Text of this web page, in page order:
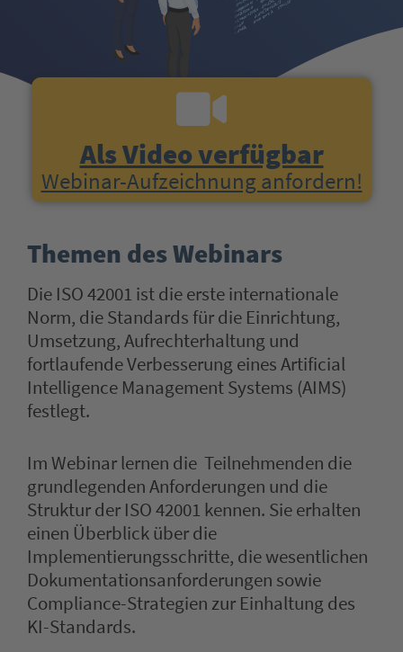
Als Video verfügbar
Webinar-Aufzeichnung anfordern!
Themen des Webinars
Die ISO 42001 ist die erste internationale
Norm, die Standards für die Einrichtung,
Umsetzung, Aufrechterhaltung und
fortlaufende Verbesserung eines Artificial
Intelligence Management Systems (AIMS)
festlegt.
Im Webinar lernen die Teilnehmenden die
grundlegenden Anforderungen und die
Struktur der ISO 42001 kennen. Sie erhalten
einen Überblick über die
Implementierungsschritte, die wesentlichen
Dokumentationsanforderungen sowie
Compliance-Strategien zur Einhaltung des
KI-Standards.